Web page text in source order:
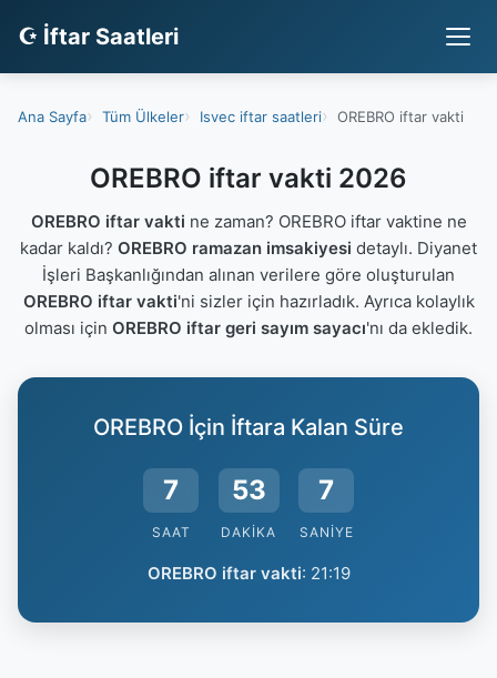
☪ İftar Saatleri
Ana Sayfa Tüm Ülkeler Isvec iftar saatleri OREBRO iftar vakti
OREBRO iftar vakti 2026
OREBRO iftar vakti ne zaman? OREBRO iftar vaktine ne
kadar kaldı? OREBRO ramazan imsakiyesi detaylı. Diyanet
İşleri Başkanlığından alınan verilere göre oluşturulan
OREBRO iftar vakti'ni sizler için hazırladık. Ayrıca kolaylık
olması için OREBRO iftar geri sayım sayacı'nı da ekledik.
OREBRO İçin İftara Kalan Süre
7
SAAT
53
DAKIKA
6
SANIYE
OREBRO iftar vakti: 21:19